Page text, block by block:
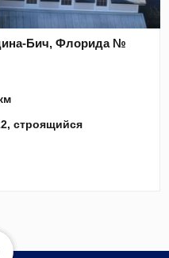
Бич, Флорида №
строящийся